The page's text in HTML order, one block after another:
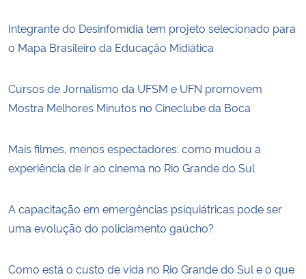
Integrante do Desinfomídia tem projeto selecionado para
o Mapa Brasileiro da Educação Midiática
Cursos de Jornalismo da UFSM e UFN promovem
Mostra Melhores Minutos no Cineclube da Boca
Mais filmes, menos espectadores: como mudou a
experiência de ir ao cinema no Rio Grande do Sul
A capacitação em emergências psiquiátricas pode ser
uma evolução do policiamento gaúcho?
Como está o custo de vida no Rio Grande do Sul e o que